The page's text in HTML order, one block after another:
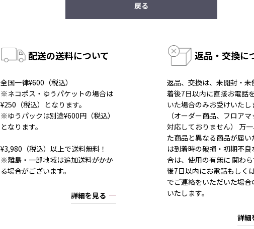
戻る
配送の送料について
全国一律¥600（税込）
※ネコポス・ゆうパケットの場合は
¥250（税込）となります。
※ゆうパックは別途¥600円（税込）
となります。
¥3,980（税込）以上で送料無料！
※離島・一部地域は追加送料がかか
る場合がございます。
詳細を見る
返品・交換に
返品、交換は、未開封・未
着後7日以内に直接お電話
いた場合のみお受けいたし
（オーダー商品、フロア
対応しておりません） 万
た商品と異なる商品が届い
は到着時の破損・初期不良
合は、使用の有無に 関わ
後7日以内にお電話もしく
でご連絡をいただいた場合
いたします。
詳細